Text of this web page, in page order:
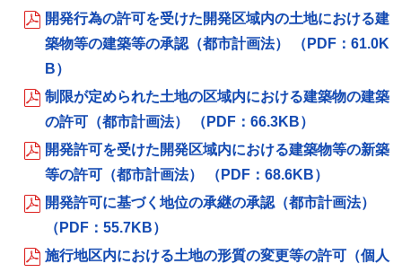
開発行為の許可を受けた開発区域内の土地における建
築物等の建築等の承認（都市計画法） （PDF：61.0K
B）
制限が定められた土地の区域内における建築物の建築
の許可（都市計画法） （PDF：66.3KB）
開発許可を受けた開発区域内における建築物等の新築
等の許可（都市計画法） （PDF：68.6KB）
開発許可に基づく地位の承継の承認（都市計画法）
（PDF：55.7KB）
施行地区内における土地の形質の変更等の許可（個人